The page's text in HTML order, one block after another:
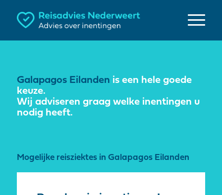
Galapagos Eilanden is een hele goede
keuze.
Wij adviseren graag welke inentingen u
nodig heeft.
Mogelijke reisziektes in Galapagos Eilanden